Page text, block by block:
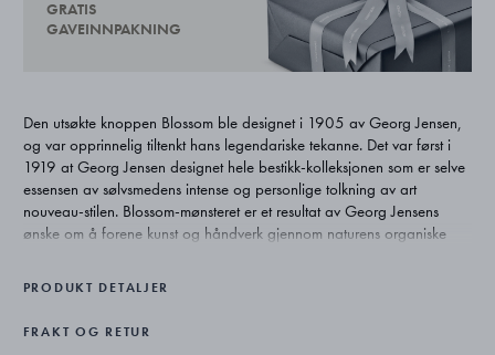
GRATIS
GAVEINNPAKNING
Den utsøkte knoppen Blossom ble designet i 1905 av Georg Jensen,
og var opprinnelig tiltenkt hans legendariske tekanne. Det var først i
1919 at Georg Jensen designet hele bestikk-kolleksjonen som er selve
essensen av sølvsmedens intense og personlige tolkning av art
nouveau-stilen. Blossom-mønsteret er et resultat av Georg Jensens
ønske om å forene kunst og håndverk gjennom naturens organiske
Georg Jensen var av naturen.
PRODUKT DETALJER
FRAKT OG RETUR